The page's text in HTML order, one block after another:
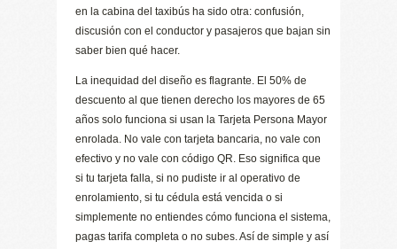
en la cabina del taxibús ha sido otra: confusión,
discusión con el conductor y pasajeros que bajan sin
saber bien qué hacer.
La inequidad del diseño es flagrante. El 50% de
descuento al que tienen derecho los mayores de 65
años solo funciona si usan la Tarjeta Persona Mayor
enrolada. No vale con tarjeta bancaria, no vale con
efectivo y no vale con código QR. Eso significa que
si tu tarjeta falla, si no pudiste ir al operativo de
enrolamiento, si tu cédula está vencida o si
simplemente no entiendes cómo funciona el sistema,
pagas tarifa completa o no subes. Así de simple y así